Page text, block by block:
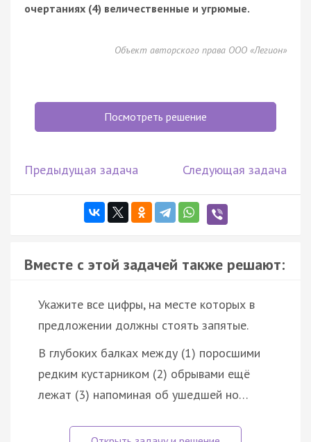
очертаниях (4) величественные и угрюмые.
Объект авторского права ООО «Легион»
Посмотреть решение
Предыдущая задача Следующая задача
Вместе с этой задачей также решают:
Укажите все цифры, на месте которых в
предложении должны стоять запятые.
В глубоких балках между (1) поросшими
редким кустарником (2) обрывами ещё
лежат (3) напоминая об ушедшей но…